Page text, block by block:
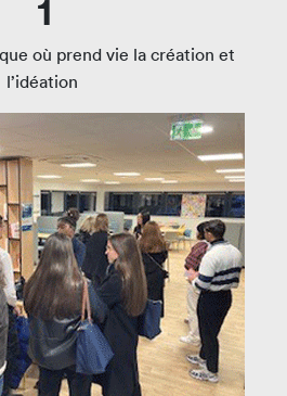
1
où prend vie la création et
l’idéation